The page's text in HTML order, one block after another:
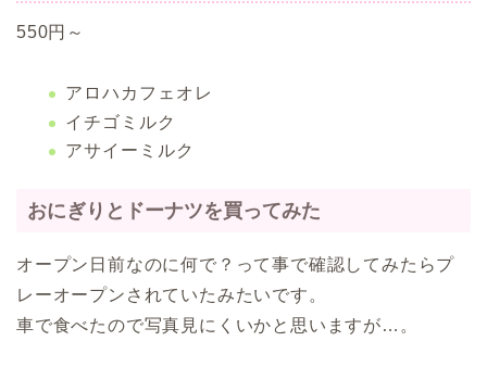
550円～
アロハカフェオレ
イチゴミルク
アサイーミルク
おにぎりとドーナツを買ってみた
オープン日前なのに何で？って事で確認してみたらプ
レーオープンされていたみたいです。
車で食べたので写真見にくいかと思いますが…。